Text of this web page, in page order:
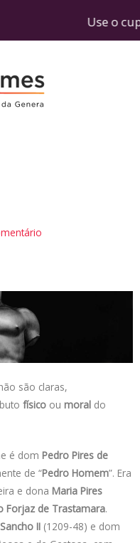
Use o cupom
são claras,
físico ou moral do
é dom Pedro Pires de
de “Pedro Homem”. Era
e dona Maria Pires
Forjaz de Trastamara.
Sancho II (1209-48) e dom